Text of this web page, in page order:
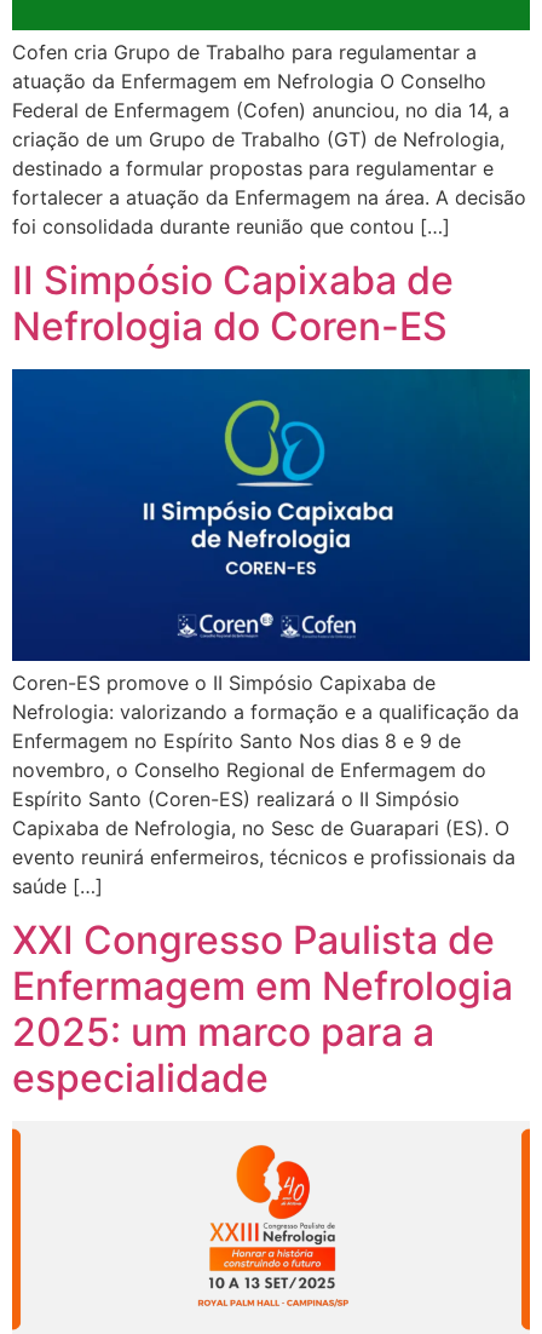
Cofen cria Grupo de Trabalho para regulamentar a
atuação da Enfermagem em Nefrologia O Conselho
Federal de Enfermagem (Cofen) anunciou, no dia 14, a
criação de um Grupo de Trabalho (GT) de Nefrologia,
destinado a formular propostas para regulamentar e
fortalecer a atuação da Enfermagem na área. A decisão
foi consolidada durante reunião que contou […]
II Simpósio Capixaba de
Nefrologia do Coren-ES
Coren-ES promove o II Simpósio Capixaba de
Nefrologia: valorizando a formação e a qualificação da
Enfermagem no Espírito Santo Nos dias 8 e 9 de
novembro, o Conselho Regional de Enfermagem do
Espírito Santo (Coren-ES) realizará o II Simpósio
Capixaba de Nefrologia, no Sesc de Guarapari (ES). O
evento reunirá enfermeiros, técnicos e profissionais da
saúde […]
XXI Congresso Paulista de
Enfermagem em Nefrologia
2025: um marco para a
especialidade